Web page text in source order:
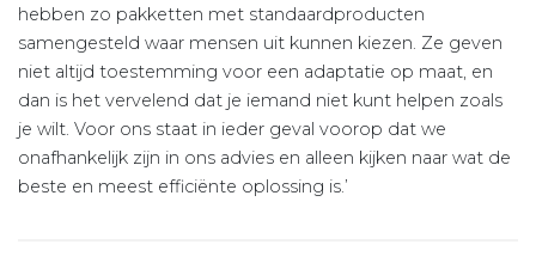
hebben zo pakketten met standaardproducten
samengesteld waar mensen uit kunnen kiezen. Ze geven
niet altijd toestemming voor een adaptatie op maat, en
dan is het vervelend dat je iemand niet kunt helpen zoals
je wilt. Voor ons staat in ieder geval voorop dat we
onafhankelijk zijn in ons advies en alleen kijken naar wat de
beste en meest efficiënte oplossing is.’